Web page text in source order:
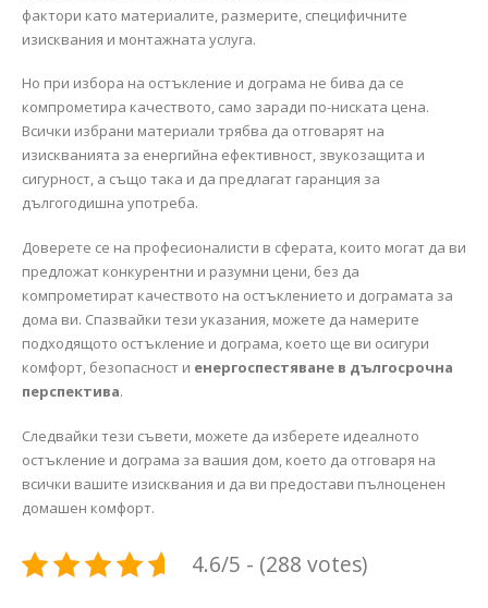
фактори като материалите, размерите, специфичните
изисквания и монтажната услуга.
Но при избора на остъкление и дограма не бива да се
компрометира качеството, само заради по-ниската цена.
Всички избрани материали трябва да отговарят на
изискванията за енергийна ефективност, звукозащита и
сигурност, а също така и да предлагат гаранция за
дългогодишна употреба.
Доверете се на професионалисти в сферата, които могат да ви
предложат конкурентни и разумни цени, без да
компрометират качеството на остъклението и дограмата за
дома ви. Спазвайки тези указания, можете да намерите
подходящото остъкление и дограма, което ще ви осигури
комфорт, безопасност и енергоспестяване в дългосрочна
перспектива.
Следвайки тези съвети, можете да изберете идеалното
остъкление и дограма за вашия дом, което да отговаря на
всички вашите изисквания и да ви предостави пълноценен
домашен комфорт.
4.6/5 - (288 votes)